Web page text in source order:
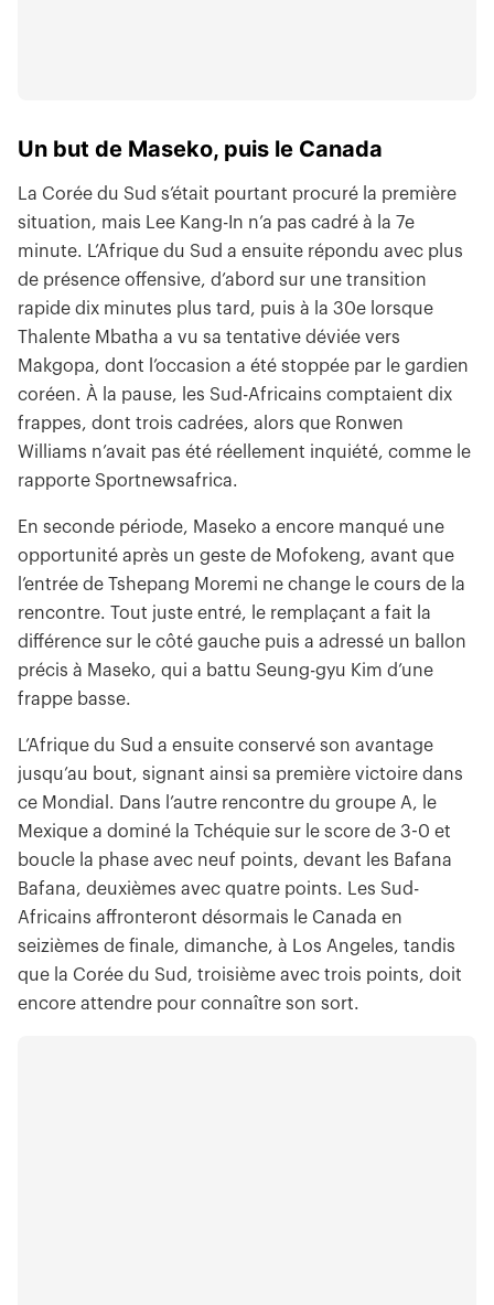
Un but de Maseko, puis le Canada
La Corée du Sud s’était pourtant procuré la première
situation, mais Lee Kang-In n’a pas cadré à la 7e
minute. L’Afrique du Sud a ensuite répondu avec plus
de présence offensive, d’abord sur une transition
rapide dix minutes plus tard, puis à la 30e lorsque
Thalente Mbatha a vu sa tentative déviée vers
Makgopa, dont l’occasion a été stoppée par le gardien
coréen. À la pause, les Sud-Africains comptaient dix
frappes, dont trois cadrées, alors que Ronwen
Williams n’avait pas été réellement inquiété, comme le
rapporte Sportnewsafrica.
En seconde période, Maseko a encore manqué une
opportunité après un geste de Mofokeng, avant que
l’entrée de Tshepang Moremi ne change le cours de la
rencontre. Tout juste entré, le remplaçant a fait la
différence sur le côté gauche puis a adressé un ballon
précis à Maseko, qui a battu Seung-gyu Kim d’une
frappe basse.
L’Afrique du Sud a ensuite conservé son avantage
jusqu’au bout, signant ainsi sa première victoire dans
ce Mondial. Dans l’autre rencontre du groupe A, le
Mexique a dominé la Tchéquie sur le score de 3-0 et
boucle la phase avec neuf points, devant les Bafana
Bafana, deuxièmes avec quatre points. Les Sud-
Africains affronteront désormais le Canada en
seizièmes de finale, dimanche, à Los Angeles, tandis
que la Corée du Sud, troisième avec trois points, doit
encore attendre pour connaître son sort.